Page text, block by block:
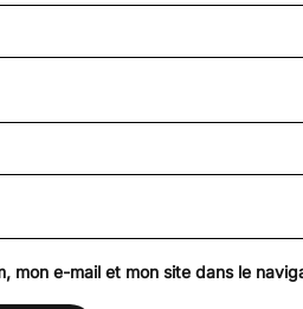
mon e-mail et mon site dans le